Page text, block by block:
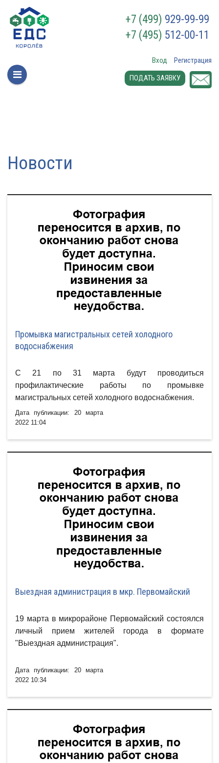
+7 (499) 929-99-99
+7 (495) 512-00-11
Вход
Регистрация
ПОДАТЬ ЗАЯВКУ
Новости
Промывка магистральных сетей холодного
водоснабжения
С 21 по 31 марта будут проводиться
профилактические работы по промывке
магистральных сетей холодного водоснабжения.
Дата публикации: 20 марта
2022 11:04
Выездная администрация в мкр. Первомайский
19 марта в микрорайоне Первомайский состоялся
личный прием жителей города в формате
"Выездная администрация".
Дата публикации: 20 марта
2022 10:34